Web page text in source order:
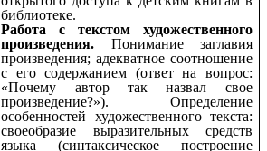
библиотеке.
Работа с текстом художественного
произведения.
Понимание заглавия
произведения; адекватное соотношение
с его содержанием (ответ на вопрос:
«Почему автор так назвал свое
произведение?»). Определение
особенностей художественного текста:
своеобразие выразительных средств
языка (синтаксическое построение